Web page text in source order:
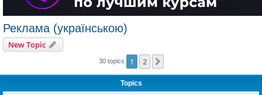
Реклама (українською)
New Topic
30 topics 1 2
Topics